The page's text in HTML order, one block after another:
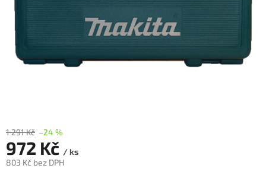
1 291 Kč –24 %
972 Kč / ks
803 Kč bez DPH